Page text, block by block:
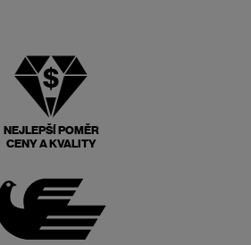
NEJLEPŠÍ POMĚR
CENY A KVALITY